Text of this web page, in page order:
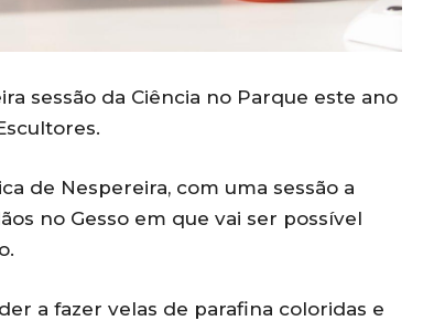
sessão da Ciência no Parque este ano
de Nespereira, com uma sessão a
no Gesso em que vai ser possível
a fazer velas de parafina coloridas e